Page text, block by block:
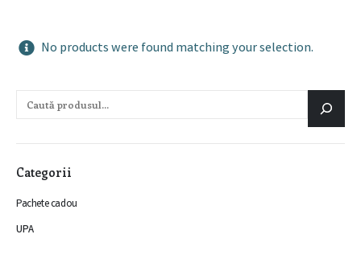
No products were found matching your selection.
Categorii
Pachete cadou
UPA